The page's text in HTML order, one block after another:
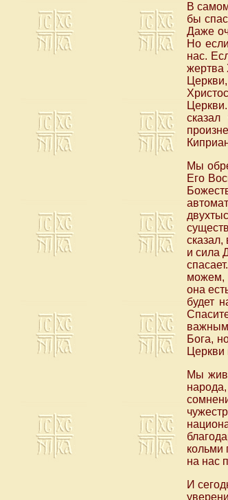
В
бы
Даже
Но
нас.
жертва
Мы
Его
и сила
можем,
она
будет
Бога,
Церкви
Мы
кольми
на нас
И